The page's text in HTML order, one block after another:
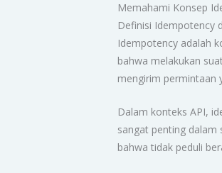
Memahami Konsep
Definisi Idempotency
Idempotency adalah
bahwa melakukan
mengirim permintaan
Dalam konteks API,
sangat penting dalam
bahwa tidak peduli